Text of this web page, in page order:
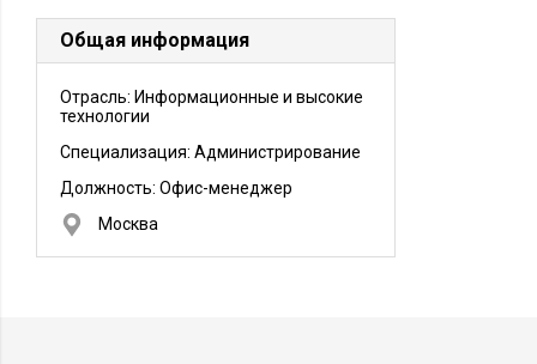
Общая информация
Отрасль: Информационные и высокие
технологии
Специализация: Администрирование
Должность: Офис-менеджер
Москва